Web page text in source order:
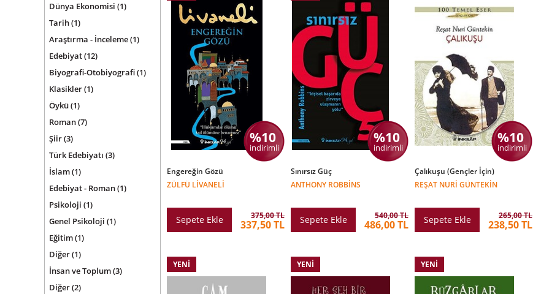
Dünya Ekonomisi (1)
Tarih(1)
Araştırma - İnceleme(1)
Edebiyat(12)
Biyografi-Otobiyografi(1)
Klasikler(1)
Öykü(1)
Roman(7)
Şiir(3)
Türk Edebiyatı (3)
İslam(1)
Edebiyat - Roman(1)
Psikoloji (1)
Genel Psikoloji (1)
Eğitim(1)
Diğer(1)
İnsan ve Toplum(3)
Diğer(2)
%10
indirimli
Engereğin Gözü
ZÜLFÜ LIVANELI
Sepete Ekle 375,00 TL
337,50 TL
%10
indirimli
Sınırsız Güç
ANTHONY ROBBINS
Sepete Ekle 540,00 TL
486,00 TL
%10
indirimli
Çalıkuşu (Gençler İçin)
REŞAT NURI GÜNTEKIN
Sepete Ekle 265,00 TL
238,50 TL
YENI YENI YENI